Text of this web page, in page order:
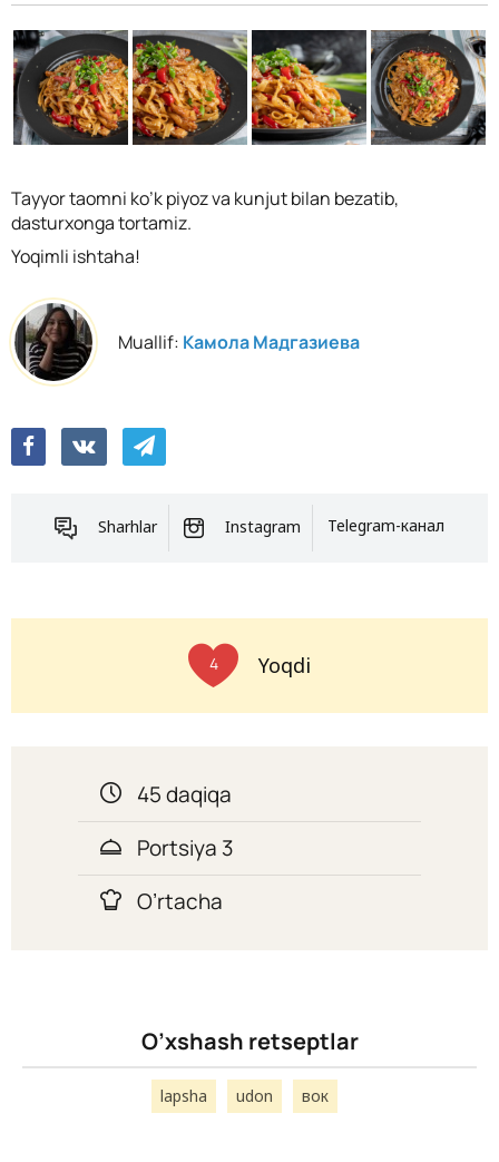
Tayyor taomni ko’k piyoz va kunjut bilan bezatib,
dasturxonga tortamiz.
Yoqimli ishtaha!
Muallif: Камола Мадгазиева
Sharhlar Instagram Telegram-канал
4 Yoqdi
45 daqiqa
Portsiya 3
O’rtacha
O’xshash retseptlar
lapsha udon вок